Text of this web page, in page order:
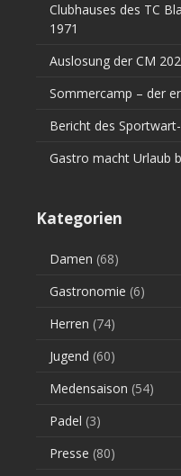
Clubhauses des TC
1971
Auslosung der CM
Sommercamp – der
Bericht des
Gastro macht Urlaub
Kategorien
Damen (68)
Gastronomie (6)
Herren (74)
Jugend (60)
Medensaison (54)
Padel (3)
Presse (80)